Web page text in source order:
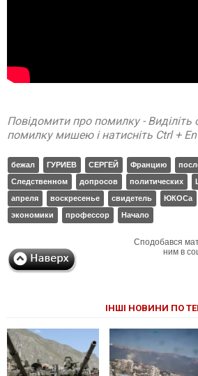
Повідомити про помилку - Виділіть
помилку мишею і натисніть Ctrl +
бежал ГУРИЕВ СЕРГЕЙ Францию
Следственном
допросов политических
апреля
воскресенье свидетель ЮКОСа
экономики
профессор Начало
Сподобався
ним в
ІНШІ НОВИНИ ПО